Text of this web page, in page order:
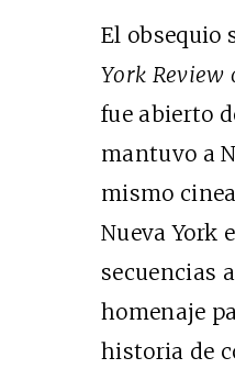
El obsequio
York Review
fue abierto
mantuvo a
mismo
Nueva York
secuencias
homenaje
historia de